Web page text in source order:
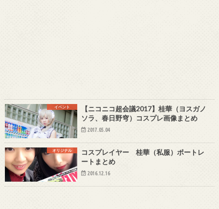
イベント
【ニコニコ超会議2017】桂華（ヨスガノ
ソラ、春日野穹）コスプレ画像まとめ
2017.05.04
オリジナル
コスプレイヤー 桂華（私服）ポートレ
ートまとめ
2016.12.16